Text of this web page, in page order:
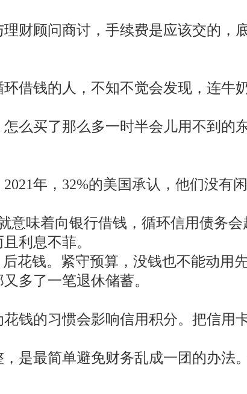
财顾问商讨，手续费是应该交的，
借钱的人，不知不觉会发现，连牛
么买了那么多一时半会儿用不到的
年，32%的美国承认，他们没有
意味着向银行借钱，循环信用债务
利息不菲。
花钱。紧守预算，没钱也不能动用
多了一笔退休储蓄。
钱的习惯会影响信用积分。把信用
是最简单避免财务乱成一团的办法